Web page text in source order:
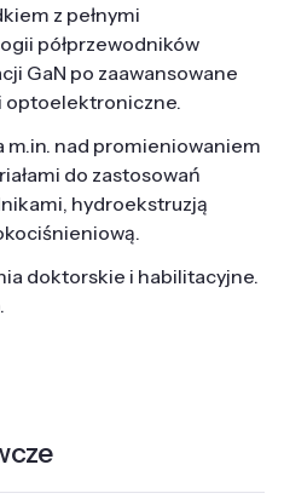
z pełnymi
półprzewodników
GaN po zaawansowane
optoelektroniczne.
m.in. nad promieniowaniem
do zastosowań
hydroekstruzją
doktorskie i habilitacyjne.